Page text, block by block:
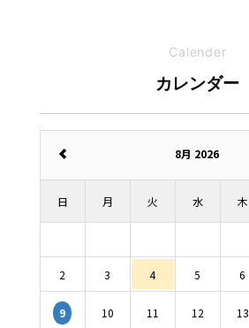
Calender
カレンダー
8月 2026
日 月 火 水 木
2 3 4 5 6
9 10 11 12 13